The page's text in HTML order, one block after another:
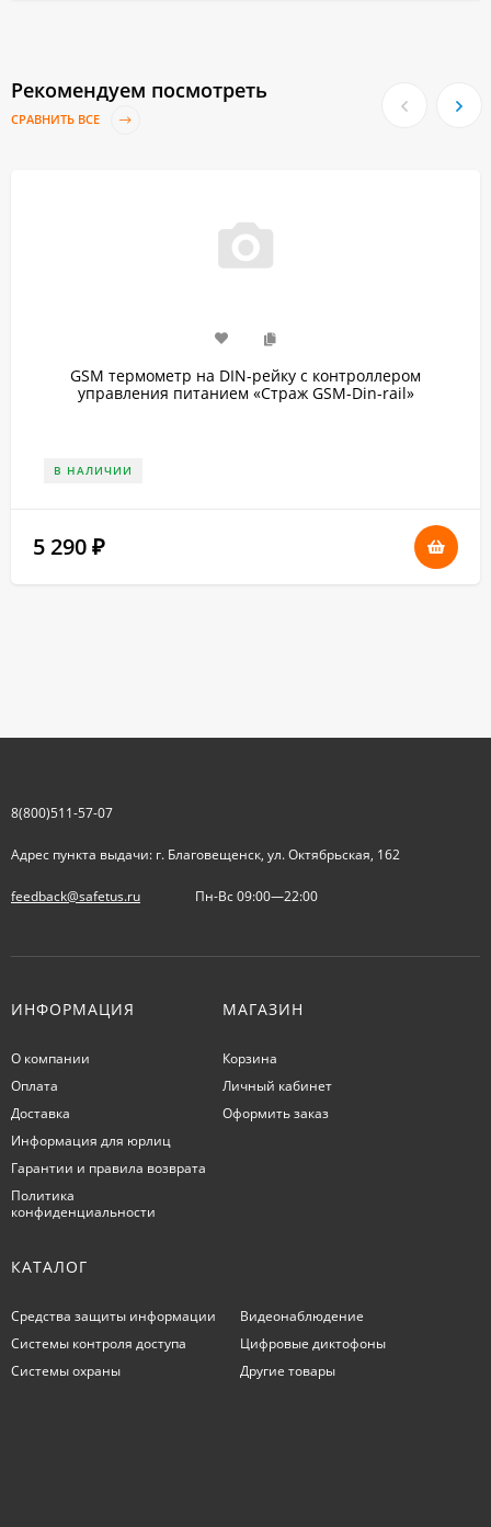
Рекомендуем посмотреть
СРАВНИТЬ ВСЕ
GSM термометр на DIN-рейку с контроллером
управления питанием «Страж GSM-Din-rail»
В НАЛИЧИИ
5 290 ₽
8(800)511-57-07
Адрес пункта выдачи: г. Благовещенск, ул. Октябрьская, 162
feedback@safetus.ru Пн-Вс 09:00—22:00
ИНФОРМАЦИЯ
О компании
Оплата
Доставка
Информация для юрлиц
Гарантии и правила возврата
Политика
конфиденциальности
МАГАЗИН
Корзина
Личный кабинет
Оформить заказ
КАТАЛОГ
Средства защиты информации
Системы контроля доступа
Системы охраны
Видеонаблюдение
Цифровые диктофоны
Другие товары